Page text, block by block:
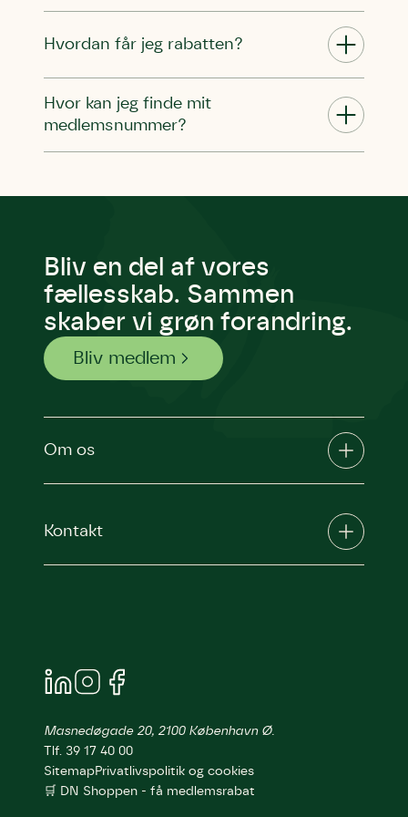
Hvordan får jeg rabatten?
Hvor kan jeg finde mit
medlemsnummer?
Bliv en del af vores
fællesskab. Sammen
skaber vi grøn forandring.
Bliv medlem
Om os
Kontakt
Masnedøgade 20, 2100 København Ø.
Tlf. 39 17 40 00
SitemapPrivatlivspolitik og cookies
🛒 DN Shoppen - få medlemsrabat
blomster og afgrøder i din have.